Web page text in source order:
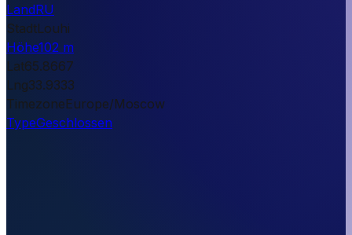
LandRU
StadtLouhi
Höhe102 m
Lat65.8667
Lng33.9333
TimezoneEurope/Moscow
TypeGeschlossen